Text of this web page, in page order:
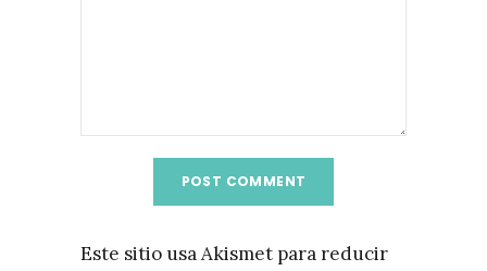
Este sitio usa Akismet para reducir